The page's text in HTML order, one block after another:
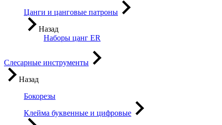
Цанги и цанговые патроны
Назад
Наборы цанг ER
Слесарные инструменты
Назад
Бокорезы
Клейма буквенные и цифровые